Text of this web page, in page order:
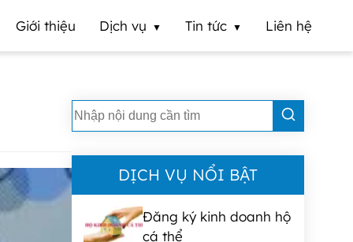
Giới thiệu Dịch vụ Tin tức Liên hệ
DỊCH VỤ NỔI BẬT
Đăng ký kinh doanh hộ
cá thể